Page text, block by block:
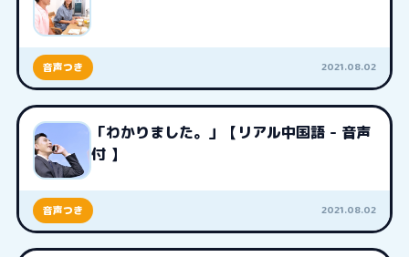
音声つき 2021.08.02
「わかりました。」【リアル中国語 - 音声
付 】
音声つき 2021.08.02